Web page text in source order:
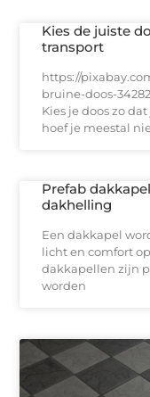
Kies de juiste
transport
https://
bruine-doos-
Kies je doos zo
hoef je meestal
Prefab
dakhelling
Een dakkapel
licht en comfort
dakkapellen zijn
worden